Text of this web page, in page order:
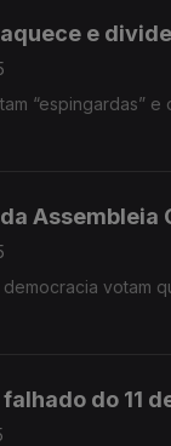
aquece e
“espingardas” e
da
votam
falhado do 11